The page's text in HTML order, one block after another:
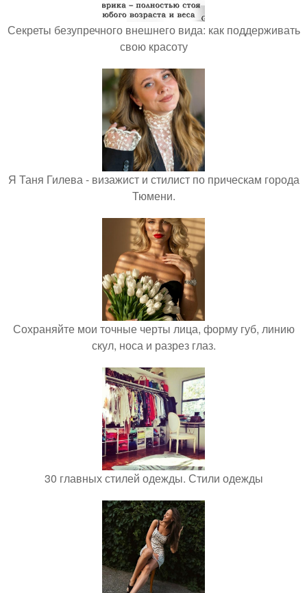
Секреты безупречного внешнего вида: как поддерживать
свою красоту
Я Таня Гилева - визажист и стилист по прическам города
Тюмени.
Сохраняйте мои точные черты лица, форму губ, линию
скул, носа и разрез глаз.
30 главных стилей одежды. Стили одежды